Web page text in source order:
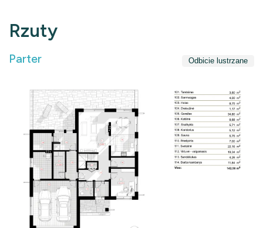
Rzuty
Parter Odbicie lustrzane